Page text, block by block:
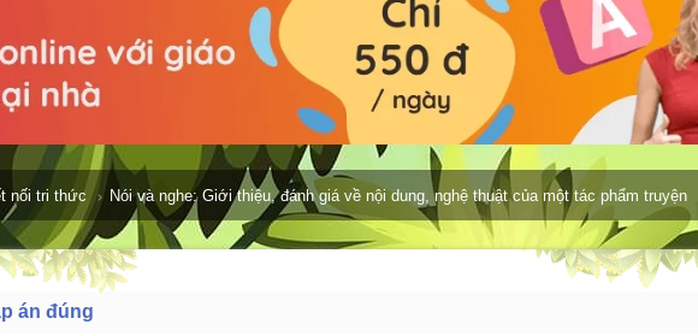
nối tri thức Nói và nghe: Giới thiệu, đánh giá về nội dung, nghệ thuật của một tác phẩm truyện
án đúng